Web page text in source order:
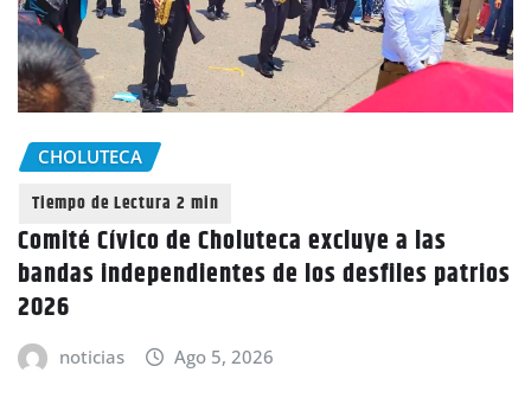
CHOLUTECA
Comité Cívico de Choluteca excluye a las
bandas independientes de los desfiles patrios
2026
noticias Ago 5, 2026